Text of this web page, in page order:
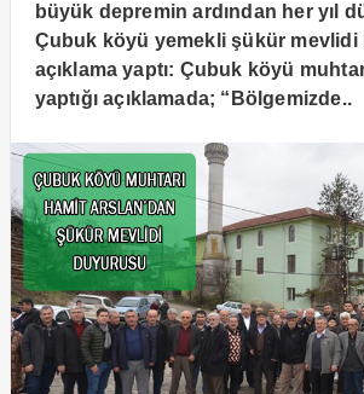
büyük depremin ardından her yıl
Çubuk köyü yemekli şükür mevlidi
açıklama yaptı: Çubuk köyü
yaptığı açıklamada; “Bölgemizde..